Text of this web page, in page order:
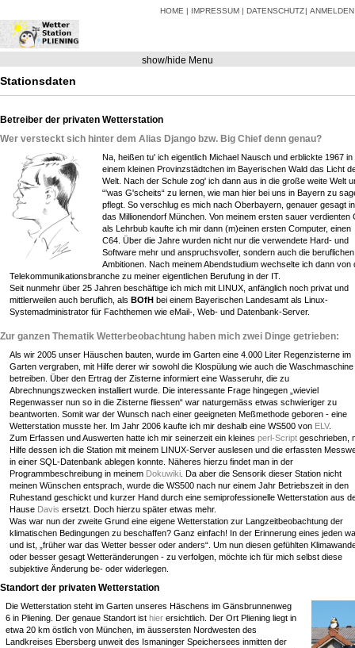
HOME IMPRESSUM DATENSCHUTZ ANMELDEN
show/hide Menu
Stationsdaten
Betreiber der privaten Wetterstation
Wer versteckt sich hinter dem Alias Django bzw. Big Chief denn genau?
Na, heißen tu' ich eigentlich Michael Nausch und erblickte 1967 in
einem kleinen Provinzstädtchen im Bayerischen Wald das Licht
Welt. Nach der Schule zog' ich dann aus in die große weite Welt
“'was G'scheits“ zu lernen, wie man hier bei uns in Bayern zu
pflegt. So verschlug es mich nach Oberbayern, genauer gesagt in
das Millionendorf München. Von meinem ersten sauer verdienten
als Lehrbub kaufte ich mir dann (m)einen ersten Computer, einen
C64. Über die Jahre wurden nicht nur die verwendete Hard- und
Software mehr und anspruchsvoller, sondern auch die beruflichen
Ambitionen. Nach meinem Abendstudium wechselte ich dann von
Telekommunikationsbranche zu meiner eigentlichen Berufung in der IT.
Seit nunmehr über 25 Jahren beschäftige ich mich mit LINUX, anfänglich noch privat und
mittlerweilen auch beruflich, als BOfH bei einem Bayerischen Landesamt als Linux-
Systemadministrator für Fachthemen wie eMail-, Web- und Datenbank-Server.
Zur ganzen Thematik Wetterbeobachtung haben mich zwei Dinge getrieben:
Als wir 2005 unser Häuschen bauten, wurde im Garten eine 4.000 Liter Regenzisterne im
Garten vergraben, mit Hilfe derer wir sowohl die Klospülung wie auch die Waschmaschine
betreiben. Über den Ertrag der Zisterne informiert eine Wasseruhr, die zu
Abrechnungszwecken installiert wurde. Die interessante Frage hingegen „wieviel
Regenwasser nun so in die Zisterne fliessen“ war naturgemäss etwas schwieriger zu
beantworten. Somit war der Wunsch nach einer geeigneten Meßmethode geboren - eine
Wetterstation musste her. Im Jahr 2006 kaufte ich mir deshalb eine WS500 von ELV.
Zum Erfassen und Auswerten hatte ich mir seinerzeit ein kleinesperl-Script geschrieben,
Hilfe dessen ich die Station mit meinem LINUX-Server auslesen und die erfassten
in einer SQL-Datenbank ablegen konnte. Näheres hierzu findet man in der
Programmbeschreibung in meinem Dokuwiki. Da aber die Sensorik dieser Station nicht
meinen Wünschen entsprach, wurde die WS500 nach nur einem Jahr Betriebszeit in den
Ruhestand geschickt und kurzer Hand durch eine semiprofessionelle Wetterstation aus
Hause Davis ersetzt. Doch hierzu später etwas mehr.
Was war nun der zweite Grund eine eigene Wetterstation zur Langzeitbeobachtung der
klimatischen Bedingungen zu beschaffen? Ganz einfach! In der Erinnerung eines jeden
und ist, „früher war das Wetter besser oder anders“. Um nun diesen gefühlten
oder besser gesagt Wetteränderungen - zu verfolgen, möchte ich für mich selbst diese
subjektive Änderung be- oder widerlegen.
Standort der privaten Wetterstation
Die Wetterstation steht im Garten unseres Häschens im Gänsbrunnenweg
6 in Pliening. Der genaue Standort ist hierersichtlich. Der Ort Pliening liegt in
etwa 20 km östlich von München, im äussersten Nordwesten des
Landkreises Ebersberg unweit des Ismaninger Speichersees inmitten der